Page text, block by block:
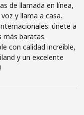
de llamada en línea,
y llama a casa.
únete a
más baratas.
con calidad increíble,
y un excelente